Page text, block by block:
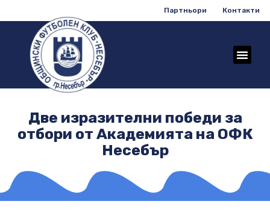
Партньори Контакти
Две изразителни победи за
отбори от Академията на ОФК
Несебър